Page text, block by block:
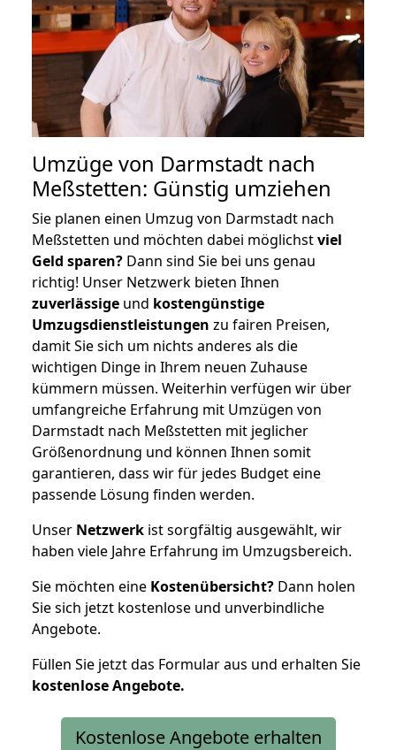
Umzüge von Darmstadt nach
Meßstetten: Günstig umziehen
Sie planen einen Umzug von Darmstadt nach
Meßstetten und möchten dabei möglichstviel
Geld sparen? Dann sind Sie bei uns genau
richtig! Unser Netzwerk bieten Ihnen
zuverlässige und kostengünstige
Umzugsdienstleistungen zu fairen Preisen,
damit Sie sich um nichts anderes als die
wichtigen Dinge in Ihrem neuen Zuhause
kümmern müssen. Weiterhin verfügen wir über
umfangreiche Erfahrung mit Umzügen von
Darmstadt nach Meßstetten mit jeglicher
Größenordnung und können Ihnen somit
garantieren, dass wir für jedes Budget eine
passende Lösung finden werden.
Unser Netzwerk ist sorgfältig ausgewählt, wir
haben viele Jahre Erfahrung im Umzugsbereich.
Sie möchten eine Kostenübersicht? Dann holen
Sie sich jetzt kostenlose und unverbindliche
Angebote.
Füllen Sie jetzt das Formular aus und erhalten Sie
kostenloseAngebote.
Kostenlose Angebote erhalten